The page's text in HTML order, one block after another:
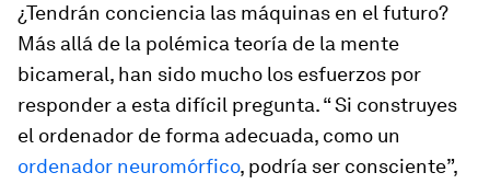
¿Tendrán conciencia las máquinas en el futuro?
Más allá de la polémica teoría de la mente
bicameral, han sido mucho los esfuerzos por
responder a esta difícil pregunta. “ Si construyes
el ordenador de forma adecuada, como un
ordenador neuromórfico, podría ser consciente”,